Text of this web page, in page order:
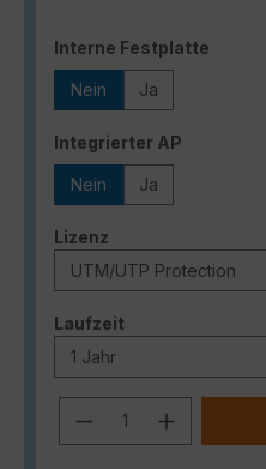
Interne Festplatte
Nein Ja
Integrierter AP
Nein Ja
Lizenz
Laufzeitauswählen
Produkt